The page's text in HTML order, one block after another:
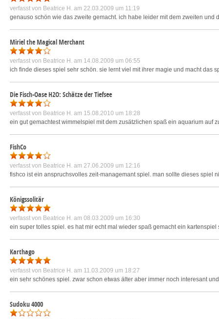
verfasst von Beatrice H. am 22.03.2009 um 11:19
genauso schön wie das zweite gemacht. ich habe leider mit dem zweiten
Miriel the Magical Merchant
verfasst von Beatrice H. am 14.08.2009 um 06:55
ich finde dieses spiel sehr schön. sie lernt viel mit ihrer magie und macht das
Die Fisch-Oase H2O: Schätze der Tiefsee
verfasst von Beatrice H. am 15.08.2010 um 18:28
ein gut gemachtest wimmelspiel mit dem zusätzlichen spaß ein aquarium auf
FishCo
verfasst von Beatrice H. am 27.06.2009 um 12:16
fishco ist ein anspruchsvolles zeit-managemant spiel. man sollte dieses spiel
Königssolitär
verfasst von Beatrice H. am 08.03.2009 um 16:30
ein super tolles spiel. es hat mir echt mal wieder spaß gemacht ein
Karthago
verfasst von Beatrice H. am 11.03.2009 um 18:27
ein sehr schönes spiel. zwar schon etwas älter aber immer noch interesant
Sudoku 4000